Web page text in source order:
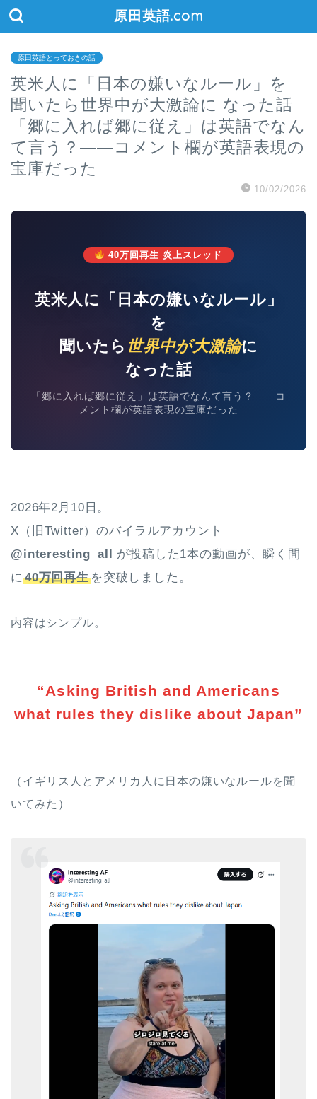
原田英語.com
原田英語とっておきの話
英米人に「日本の嫌いなルール」を
聞いたら世界中が大激論に なった話
「郷に入れば郷に従え」は英語でなん
て言う？——コメント欄が英語表現の
宝庫だった
10/02/2026
40万回再生 炎上スレッド
英米人に「日本の嫌いなルール」
を
聞いたら 世界中が大激論に
なった話
「郷に入れば郷に従え」は英語でなんて言う？——コ
メント欄が英語表現の宝庫だった
2026年2月10日。
X（旧Twitter）のバイラルアカウント
@interesting_aIl が投稿した1本の動画が、瞬く間
に 40万回再生を突破しました。
内容はシンプル。
“Asking British and Americans
what rules they dislike about Japan”
（イギリス人とアメリカ人に日本の嫌いなルールを聞
いてみた）